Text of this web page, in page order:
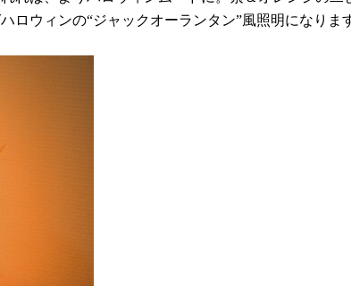
ロウィンの“ジャックオーランタン”風照明になりま